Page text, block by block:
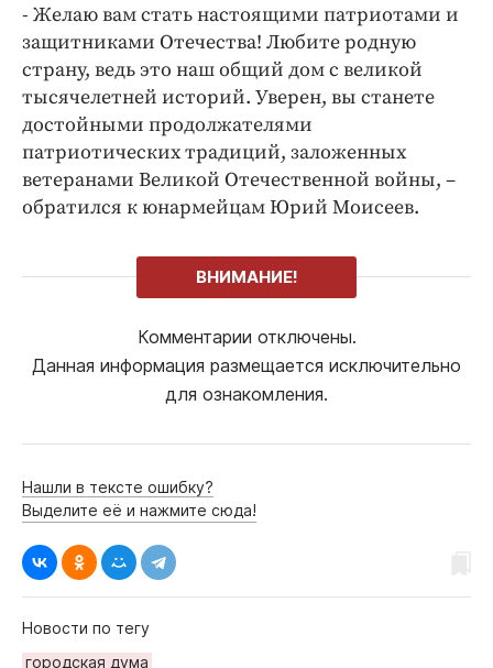
- Желаю вам стать настоящими патриотами и
защитниками Отечества! Любите родную
страну, ведь это наш общий дом с великой
тысячелетней историй. Уверен, вы станете
достойными продолжателями
патриотических традиций, заложенных
ветеранами Великой Отечественной войны, –
обратился к юнармейцам Юрий Моисеев.
ВНИМАНИЕ!
Комментарии отключены.
Данная информация размещается исключительно
для ознакомления.
Нашли в тексте ошибку?
Выделите её и нажмите сюда!
Новости по тегу
городская дума